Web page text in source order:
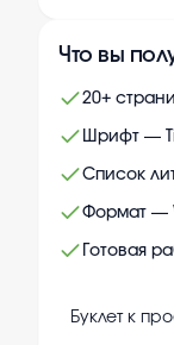
Что вы
20+
Шрифт —
Список
Формат —
Готовая
Буклет к